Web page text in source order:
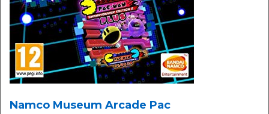
Namco Museum Arcade Pac